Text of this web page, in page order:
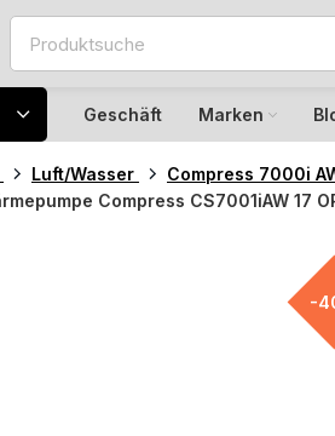
Geschäft Marken
Luft/Wasser Compress 7000i
Compress CS7001iAW 17
-